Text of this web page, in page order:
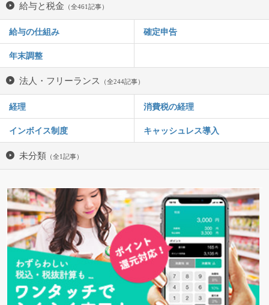
給与と税金 （全461記事）
給与の仕組み 確定申告
年末調整
法人・フリーランス （全244記事）
経理 消費税の経理
インボイス制度 キャッシュレス導入
未分類 （全1記事）